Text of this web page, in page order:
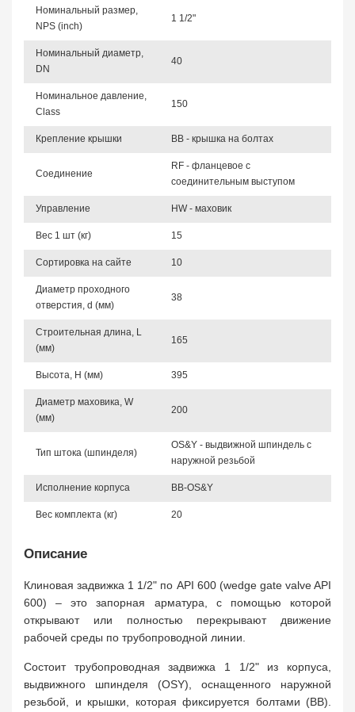
Номинальный размер,
NPS (inch)
1 1/2"
Номинальный диаметр,
DN
40
Номинальное давление,
Class
150
Крепление крышки BB - крышка на болтах
Соединение
RF - фланцевое с
соединительным выступом
Управление HW - маховик
Вес 1 шт (кг) 15
Сортировка на сайте 10
Диаметр проходного
отверстия, d (мм)
38
Строительная длина, L
(мм)
165
Высота, Н (мм) 395
Диаметр маховика, W
(мм)
200
Тип штока (шпинделя)
OS&Y - выдвижной шпиндель с
наружной резьбой
Исполнение корпуса BB-OS&Y
Вес комплекта (кг) 20
Описание
Клиновая задвижка 1 1/2" по API 600 (wedge gate valve API
600) – это запорная арматура, с помощью которой
открывают или полностью перекрывают движение
рабочей среды по трубопроводной линии.
Состоит трубопроводная задвижка 1 1/2" из корпуса,
выдвижного шпинделя (OSY), оснащенного наружной
резьбой, и крышки, которая фиксируется болтами (BB).